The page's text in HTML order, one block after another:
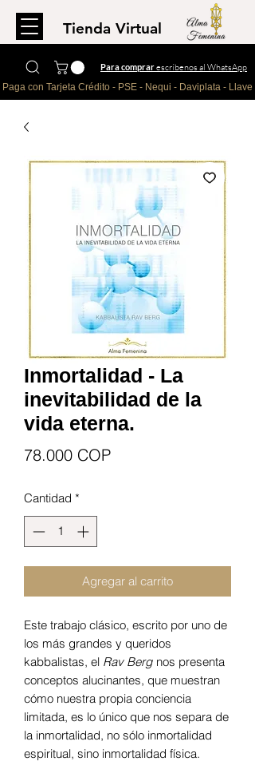
Tienda Virtual
Para comprarescríbenos al WhatsApp
Paga con Tarjeta Crédito - PSE - Nequi - Daviplata - Llave
Inmortalidad - La
inevitabilidad de la
vida eterna.
78.000 COPPrecio
Cantidad *
Agregar al carrito
Este trabajo clásico, escrito por uno de
los más grandes y queridos
kabbalistas, el Rav Berg nos presenta
conceptos alucinantes, que muestran
cómo nuestra propia conciencia
limitada, es lo único que nos separa de
la inmortalidad, no sólo inmortalidad
espiritual, sino inmortalidad física.